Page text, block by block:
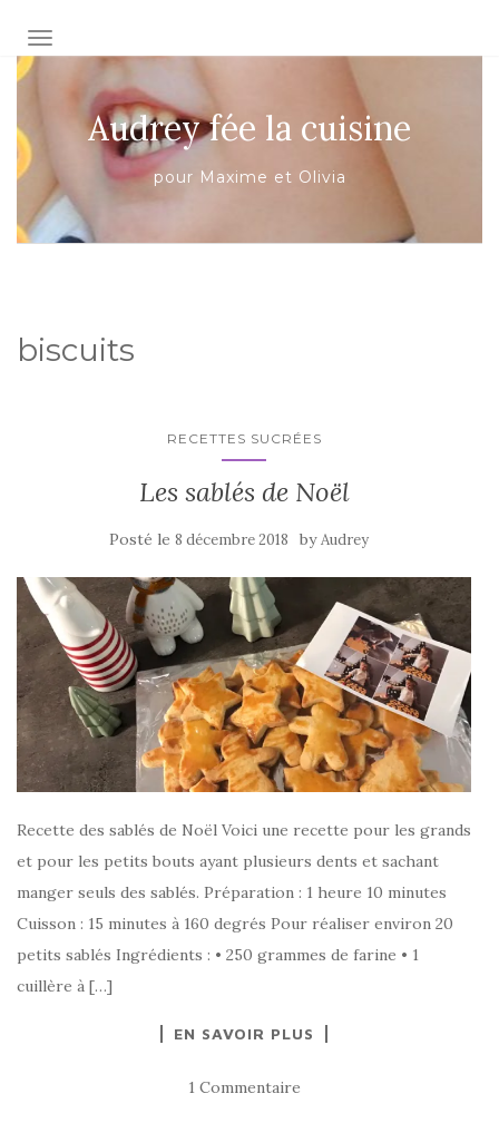
AFFICHER/MASQUER LA NAVIGATION
Audrey fée la cuisine
pour Maxime et Olivia
biscuits
RECETTES SUCRÉES
Les sablés de Noël
Posté le 8 décembre 2018 byAudrey
Recette des sablés de Noël Voici une recette pour les grands
et pour les petits bouts ayant plusieurs dents et sachant
manger seuls des sablés. Préparation : 1 heure 10 minutes
Cuisson : 15 minutes à 160 degrés Pour réaliser environ 20
petits sablés Ingrédients : • 250 grammes de farine • 1
cuillère à […]
EN SAVOIR PLUS
1 Commentaire